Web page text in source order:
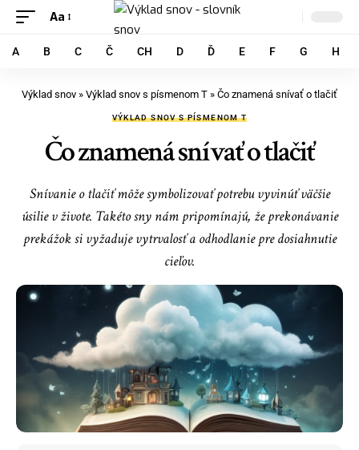
Aa
A B C Č CH D Ď E F G H
Výklad snov » Výklad snov s písmenom T » Čo znamená snívať o tlačiť
VÝKLAD SNOV S PÍSMENOM T
Čo znamená snívať o tlačiť
Snívanie o tlačiť môže symbolizovať potrebu vyvinúť väčšie
úsilie v živote. Takéto sny nám pripomínajú, že prekonávanie
prekážok si vyžaduje vytrvalosť a odhodlanie pre dosiahnutie
cieľov.